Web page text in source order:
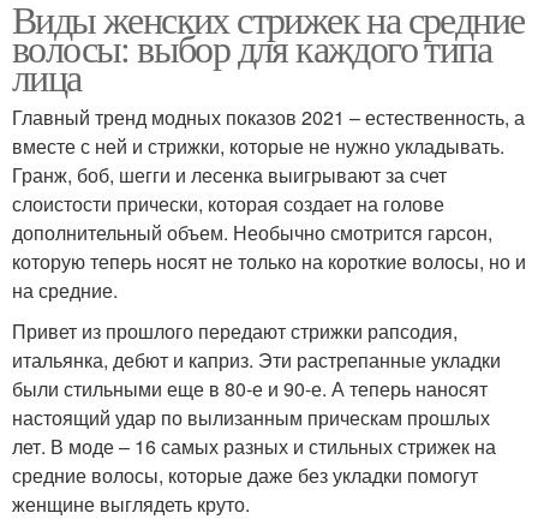
Виды женских стрижек на средние
волосы: выбор для каждого типа
лица
Главный тренд модных показов 2021 – естественность, а
вместе с ней и стрижки, которые не нужно укладывать.
Гранж, боб, шегги и лесенка выигрывают за счет
слоистости прически, которая создает на голове
дополнительный объем. Необычно смотрится гарсон,
которую теперь носят не только на короткие волосы, но и
на средние.
Привет из прошлого передают стрижки рапсодия,
итальянка, дебют и каприз. Эти растрепанные укладки
были стильными еще в 80-е и 90-е. А теперь наносят
настоящий удар по вылизанным прическам прошлых
лет. В моде – 16 самых разных и стильных стрижек на
средние волосы, которые даже без укладки помогут
женщине выглядеть круто.